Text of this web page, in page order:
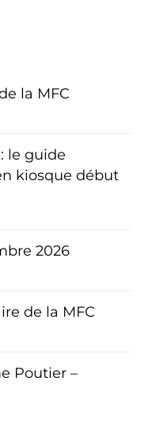
la MFC
le guide
kiosque début
2026
de la MFC
Poutier –